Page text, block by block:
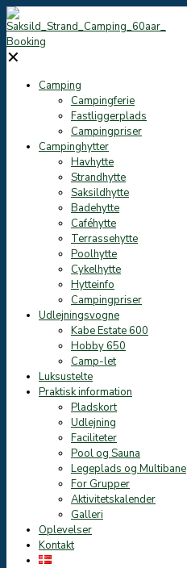
Booking
✕
Camping
Campingferie
Fastliggerplads
Campingpriser
Campinghytter
Havhytte
Strandhytte
Saksildhytte
Badehytte
Caféhytte
Terrassehytte
Poolhytte
Cykelhytte
Hytteinfo
Campingpriser
Udlejningsvogne
Kabe Estate 600
Hobby 650
Camp-let
Luksustelte
Praktisk information
Pladskort
Udlejning
Faciliteter
Pool og Sauna
Legeplads og Multibane
For Grupper
Aktivitetskalender
Galleri
Oplevelser
Kontakt